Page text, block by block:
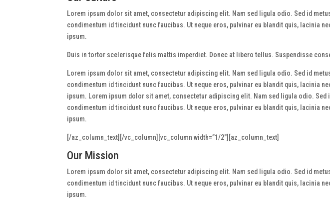
Lorem ipsum dolor sit amet, consectetur adipiscing elit. Nam sed ligula odio. Sed id
condimentum id tincidunt nunc faucibus. Ut neque eros, pulvinar eu blandit quis, lacinia
ipsum.
Duis in tortor scelerisque felis mattis imperdiet. Donec at libero tellus. Suspendisse
Lorem ipsum dolor sit amet, consectetur adipiscing elit. Nam sed ligula odio. Sed id
condimentum id tincidunt nunc faucibus. Ut neque eros, pulvinar eu blandit quis, lacinia
ipsum. Lorem ipsum dolor sit amet, consectetur adipiscing elit. Nam sed ligula odio.
condimentum id tincidunt nunc faucibus. Ut neque eros, pulvinar eu blandit quis, lacinia
ipsum.
[/az_column_text][/vc_column][vc_column width=”1/2″][az_column_text]
Our Mission
Lorem ipsum dolor sit amet, consectetur adipiscing elit. Nam sed ligula odio. Sed id
condimentum id tincidunt nunc faucibus. Ut neque eros, pulvinar eu blandit quis, lacinia
ipsum.